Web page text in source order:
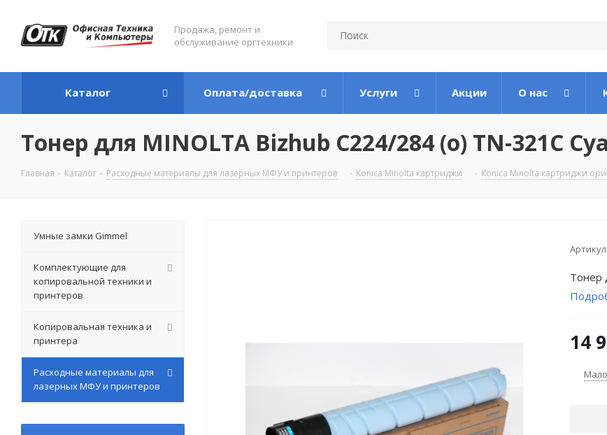
Продажа, ремонт и
обслуживание оргтехники
Каталог Оплата/доставка Услуги Акции О нас
Тонер для MINOLTA Bizhub С224/284 (o) TN-321C
Главная - Каталог - Расходные материалы для лазерных МФУ и принтеров - Konica Minolta картриджи - Konica Minolta картриджи
Артикул:
Тонер
14
Мало
Умные замки Gimmel
Комплектующие для
копировальной техники и
принтеров
Копировальная техника и
принтера
Расходные материалы для
лазерных МФУ и принтеров